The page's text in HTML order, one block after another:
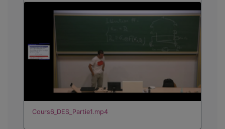
Cours6_DES_Partie1.mp4